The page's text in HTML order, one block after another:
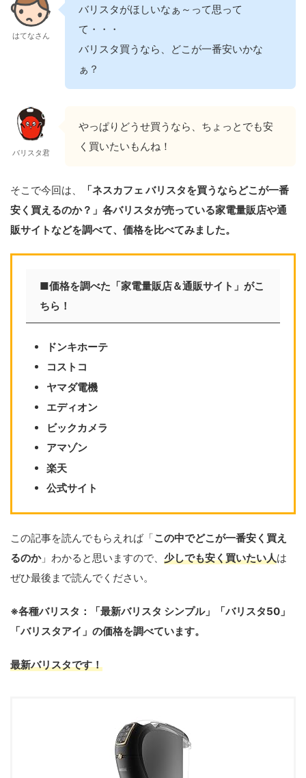
はてなさん
バリスタがほしいなぁ～って思って
て・・・
バリスタ買うなら、どこが一番安いかな
ぁ？
バリスタ君
やっぱりどうせ買うなら、ちょっとでも安
く買いたいもんね！
そこで今回は、
「ネスカフェ バリスタを買うならどこが一番
安く買えるのか？」各バリスタが売っている家電量販店や通
販サイトなどを調べて、価格を比べてみました。
■価格を調べた「家電量販店＆通販サイト」がこ
ちら！
ドンキホーテ
コストコ
ヤマダ電機
エディオン
ビックカメラ
アマゾン
楽天
公式サイト
この記事を読んでもらえれば「この中でどこが一番安く買え
るのか」わかると思いますので、 少しでも安く買いたい人は
ぜひ最後まで読んでください。
※各種バリスタ：「最新バリスタ シンプル」「バリスタ50」
「バリスタアイ」の価格を調べています。
最新バリスタです！